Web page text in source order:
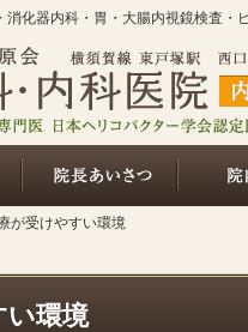
い環境
化器内科・胃・大腸内視鏡検査・
が受けやすい環境